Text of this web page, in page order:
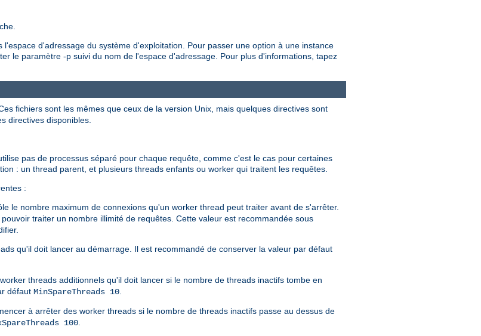
d'adressage du système d'exploitation. Pour passer une option à une instance
le paramètre -p suivi du nom de l'espace d'adressage. Pour plus d'informations, tapez
fichiers sont les mêmes que ceux de la version Unix, mais quelques directives sont
directives disponibles.
pas de processus séparé pour chaque requête, comme c'est le cas pour certaines
: un thread parent, et plusieurs threads enfants ou worker qui traitent les requêtes.
:
le nombre maximum de connexions qu'un worker thread peut traiter avant de s'arrêter.
traiter un nombre illimité de requêtes. Cette valeur est recommandée sous
qu'il doit lancer au démarrage. Il est recommandé de conserver la valeur par défaut
threads additionnels qu'il doit lancer si le nombre de threads inactifs tombe en
défaut MinSpareThreads 10.
à arrêter des worker threads si le nombre de threads inactifs passe au dessus de
100.